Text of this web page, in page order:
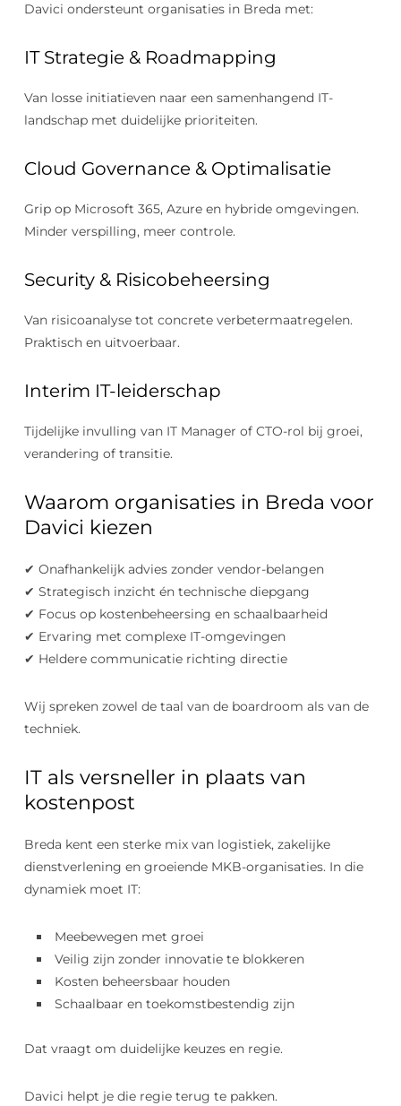
Davici ondersteunt organisaties in Breda met:
IT Strategie & Roadmapping
Van losse initiatieven naar een samenhangend IT-
landschap met duidelijke prioriteiten.
Cloud Governance & Optimalisatie
Grip op Microsoft 365, Azure en hybride omgevingen.
Minder verspilling, meer controle.
Security & Risicobeheersing
Van risicoanalyse tot concrete verbetermaatregelen.
Praktisch en uitvoerbaar.
Interim IT-leiderschap
Tijdelijke invulling van IT Manager of CTO-rol bij groei,
verandering of transitie.
Waarom organisaties in Breda voor
Davici kiezen
✔ Onafhankelijk advies zonder vendor-belangen
✔ Strategisch inzicht én technische diepgang
✔ Focus op kostenbeheersing en schaalbaarheid
✔ Ervaring met complexe IT-omgevingen
✔ Heldere communicatie richting directie
Wij spreken zowel de taal van de boardroom als van de
techniek.
IT als versneller in plaats van
kostenpost
Breda kent een sterke mix van logistiek, zakelijke
dienstverlening en groeiende MKB-organisaties. In die
dynamiek moet IT:
Meebewegen met groei
Veilig zijn zonder innovatie te blokkeren
Kosten beheersbaar houden
Schaalbaar en toekomstbestendig zijn
Dat vraagt om duidelijke keuzes en regie.
Davici helpt je die regie terug te pakken.